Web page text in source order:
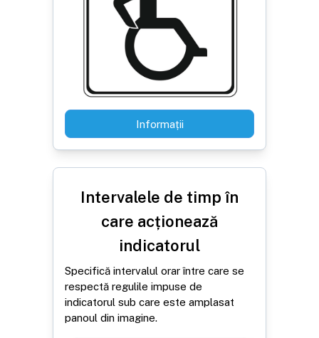
Informații
Intervalele de timp în
care acționează
indicatorul
Specifică intervalul orar între care se
respectă regulile impuse de
indicatorul sub care este amplasat
panoul din imagine.